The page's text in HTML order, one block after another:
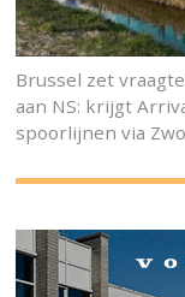
Brussel zet
aan NS: krijgt
spoorlijnen via